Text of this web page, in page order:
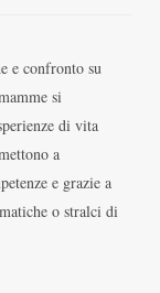
e confronto su
si
di vita
a
e grazie a
o stralci di